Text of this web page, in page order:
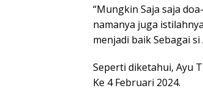
“Mungkin Saja saja
namanya juga
menjadi baik Sebagai
Seperti diketahui, Ayu
Ke 4 Februari 2024.